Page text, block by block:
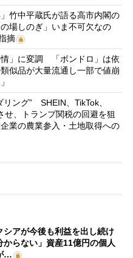
竹中平蔵氏が語る高市内閣の
場しのぎ」いま不可欠なの
摘
」に変調 「ボンドロ」は依
似品が大量流通し一部で値崩
ング” SHEIN、TikTok、
、トランプ関税の回避を狙
業の農業参入・土地取得への
シアが今後も利益を出し続け
からない」資産11億円の個人
…